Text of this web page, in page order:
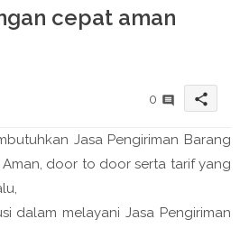
cepat aman
0 share
Jasa Pengiriman Barang
door to door serta tarif yang
dalam melayani Jasa Pengiriman